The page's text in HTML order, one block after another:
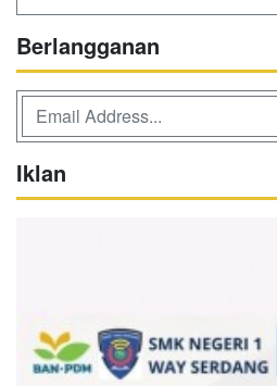
Berlangganan
Iklan